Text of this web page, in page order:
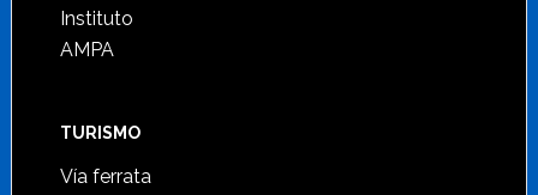
Instituto
AMPA
TURISMO
Vía ferrata